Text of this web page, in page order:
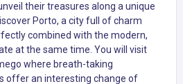
their treasures along a unique
Porto, a city full of charm
combined with the modern,
at the same time. You will visit
where breath-taking
offer an interesting change of